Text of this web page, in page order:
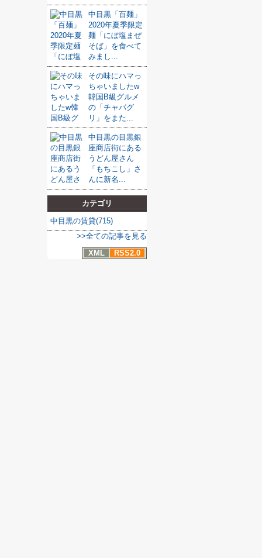
中目黒「百麺」
2020年夏季限定
麺「にぼ塩まぜ
そば」を食べて
みまし...
その味にハマっ
ちゃいましたw
韓国B級グルメ
の「チャパグ
リ」をまた...
中目黒の目黒銀
座商店街にある
うどん屋さん
「もちこし」さ
んに新名...
カテゴリ
中目黒の賃貸(715)
>>全ての記事を見る
XML
RSS2.0